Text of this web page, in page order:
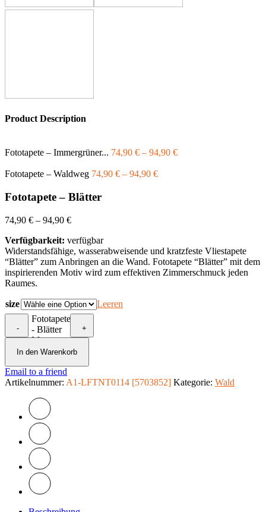
Product Description
Fototapete – Immergrüner... 74,90 € – 94,90 €
Fototapete – Waldweg 74,90 € – 94,90 €
Fototapete – Blätter
74,90 € – 94,90 €
Verfügbarkeit: verfügbar
Widerstandsfähige, wasserabweisende und kratzfeste Vliestapete
“Blätter” zum Anbringen an die Wand. Fototapete “Blätter” mit dem
inspirierenden Motiv wird zum effektiven Zimmerschmuck jeden
Raumes.
size Leeren
-
Fototapete
- Blätter
Menge
+
In den Warenkorb
Email to a friend
Artikelnummer: A1-LFTNT0114 [5703852] Kategorie: Wald